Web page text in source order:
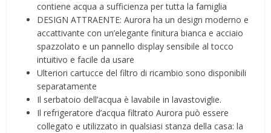
contiene acqua a sufficienza per tutta la famiglia
DESIGN ATTRAENTE: Aurora ha un design moderno e
accattivante con un’elegante finitura bianca e acciaio
spazzolato e un pannello display sensibile al tocco
intuitivo e facile da usare
Ulteriori cartucce del filtro di ricambio sono disponibili
separatamente
Il serbatoio dell’acqua è lavabile in lavastoviglie.
Il refrigeratore d’acqua filtrato Aurora può essere
collegato e utilizzato in qualsiasi stanza della casa: la